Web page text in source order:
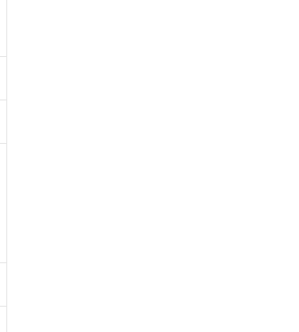
供可能な商品です。
える予定のある商品です。
または確認中の商品です。
品です。
した場合などやむを得ず変更すること